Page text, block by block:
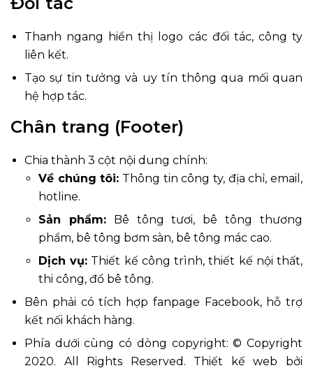
Thanh ngang hiển thị logo các đối tác, công ty
liên kết.
Tạo sự tin tưởng và uy tín thông qua mối quan
hệ hợp tác.
Chân trang (Footer)
Chia thành 3 cột nội dung chính:
Về chúng tôi: Thông tin công ty, địa chỉ, email,
hotline.
Sản phẩm:Bê tông tươi, bê tông thương
phẩm, bê tông bơm sàn, bê tông mác cao.
Dịch vụ: Thiết kế công trình, thiết kế nội thất,
thi công, đổ bê tông.
Bên phải có tích hợp fanpage Facebook, hỗ trợ
kết nối khách hàng.
Phía dưới cùng có dòng copyright: © Copyright
2020. All Rights Reserved. Thiết kế web bởi